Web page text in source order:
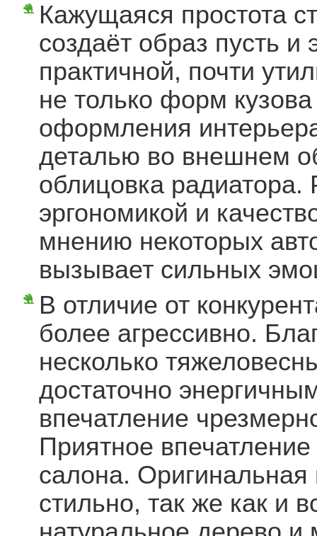
Кажущаяся простота
создаёт образ пусть и
практичной, почти
не только форм
оформления
деталью во внешнем
облицовка
эргономикой и
мнению некоторых
вызывает сильных
В отличие от
более агрессивно.
несколько
достаточно
впечатление
Приятное
салона.
стильно, так же как и